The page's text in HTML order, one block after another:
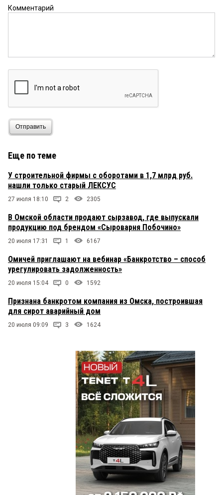
Комментарий
Отправить
Еще по теме
У строительной фирмы с оборотами в 1,7 млрд руб.
нашли только старый ЛЕКСУС
27 июля 18:10 2 2305
В Омской области продают сырзавод, где выпускали
продукцию под брендом «Сыроварня Побочино»
20 июля 17:31 1 6167
Омичей приглашают на вебинар «Банкротство – способ
урегулировать задолженность»
20 июля 15:04 0 1592
Признана банкротом компания из Омска, построившая
для сирот аварийный дом
20 июля 09:09 3 1624